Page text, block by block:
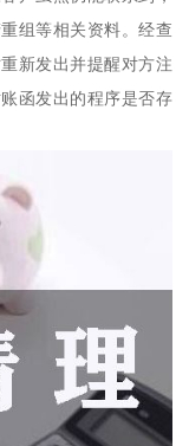
组等相关资料。经查
新发出并提醒对方注
函发出的程序是否存